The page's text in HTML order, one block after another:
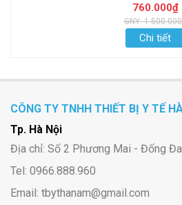
760.000₫
GNY:
Chi tiết
CÔNG TY TNHH THIẾT BỊ Y TẾ
Tp. Hà Nội
Địa chỉ: Số 2 Phương Mai - Đống
Tel: 0966.888.960
Email: tbythanam@gmail.com